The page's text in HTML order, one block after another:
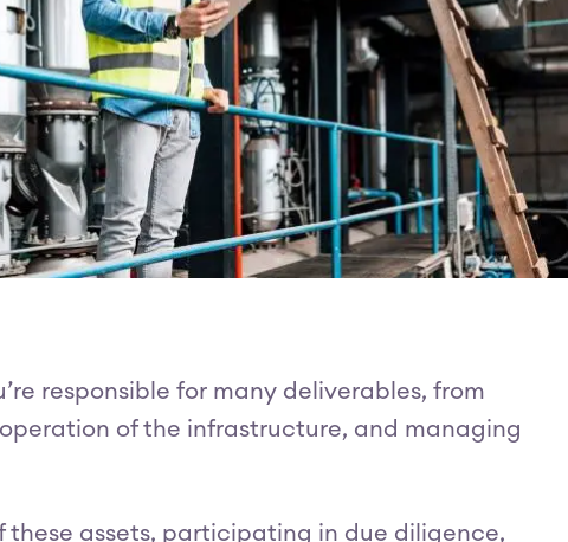
responsible for many deliverables, from
of the infrastructure, and managing
these assets, participating in due diligence,